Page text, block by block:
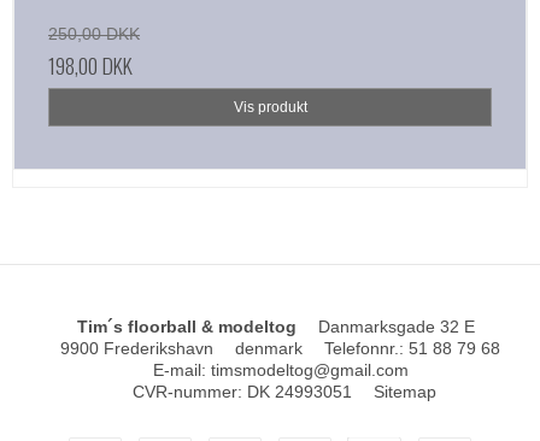
250,00 DKK
198,00 DKK
Vis produkt
Tim´s floorball & modeltog
Danmarksgade 32 E
9900 Frederikshavn
denmark Telefonnr. : 51 88 79 68
E-mail: timsmodeltog@gmail.com
CVR-nummer: DK 24993051 Sitemap